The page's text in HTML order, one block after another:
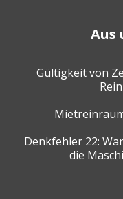
Aus
Gültigkeit von
Denkfehler 22:
die